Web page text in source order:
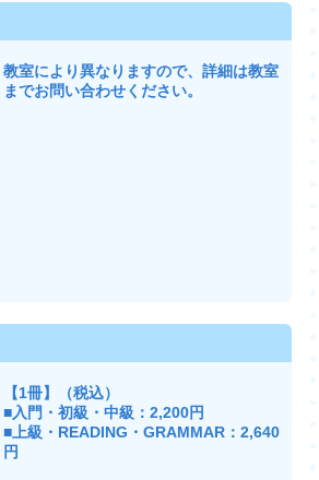
教室により異なりますので、詳細は教室
までお問い合わせください。
【1冊】（税込）
■入門・初級・中級：2,200円
■上級・READING・GRAMMAR：2,640
円